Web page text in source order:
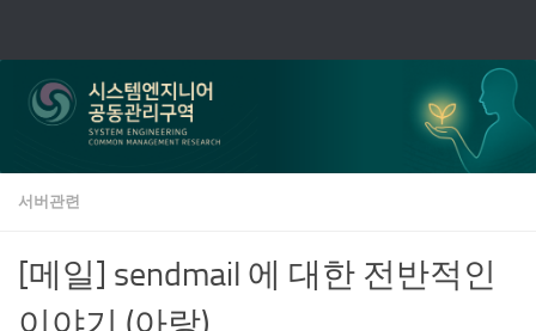
서버관련
[메일] sendmail 에 대한 전반적인